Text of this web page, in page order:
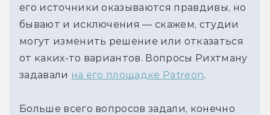
его источники оказываются правдивы, но
бывают и исключения — скажем, студии
могут изменить решение или отказаться
от каких-то вариантов. Вопросы Рихтману
задавали на его площадке Patreon.
Больше всего вопросов задали, конечно